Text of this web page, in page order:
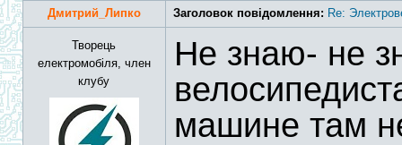
Дмитрий_Липко Заголовок повідомлення: Re:
Творець
електромобіля, член
клубу
Не знаю- не
машине там